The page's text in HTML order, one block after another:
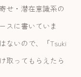
せ・潜在意識系の
スに書いていま
ないので、「Tsuki
取ってもらえたら